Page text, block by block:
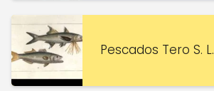
Pescados Tero S. L.